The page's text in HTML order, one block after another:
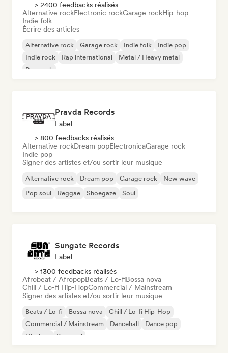
> 2400 feedbacks réalisés
Alternative rockElectronic rockGarage rockHip-hop
Indie folk
Écrire des articles
Alternative rock Garage rock Indie folk
Indie pop
Indie rock
Rap international
Metal / Heavy metal
Pop rock
Pravda Records
Label
> 800 feedbacks réalisés
Alternative rockDream popElectronicaGarage rock
Indie pop
Signer des artistes et/ou sortir leur musique
Alternative rock Dream pop Garage rock
New wave
Pop soul
Reggae Shoegaze Soul
Sungate Records
Label
> 1300 feedbacks réalisés
Afrobeat / AfropopBeats / Lo-fiBossa nova
Chill / Lo-fi Hip-HopCommercial / Mainstream
Signer des artistes et/ou sortir leur musique
Beats / Lo-fi Bossa nova
Chill / Lo-fi Hip-Hop
Commercial / Mainstream
Dancehall
Dance pop
Hip-hop
Pop soul